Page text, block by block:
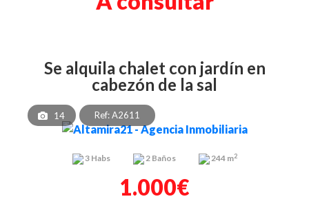
se alquila chalet con jardín en
cabezón de la sal
14 Ref: A2611
3Habs 2Baños 244 m2
1.000€